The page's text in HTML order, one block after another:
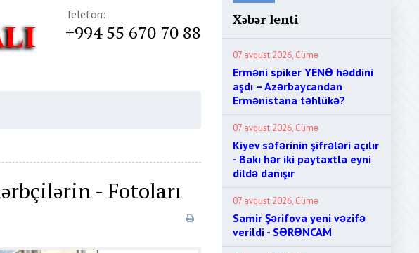
Telefon:
+994 55 670 70 88
- Fotoları
Xəbər lenti
07 avqust 2026, Cümə
Erməni spiker YENƏ həddini
aşdı – Azərbaycandan
Ermənistana təhlükə?
07 avqust 2026, Cümə
Kiyev səfərinin şifrələri açılır
- Bakı hər iki paytaxtla eyni
dildə danışır
07 avqust 2026, Cümə
Samir Şərifova yeni vəzifə
verildi - SƏRƏNCAM